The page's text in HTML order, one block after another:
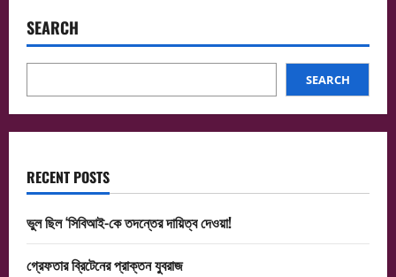
দক্ষিণ
SEARCH
SEARCH
RECENT POSTS
ভুল ছিল ‘সিবিআই-কে তদন্তের দায়িত্ব দেওয়া!
গ্রেফতার ব্রিটেনের প্রাক্তন যুবরাজ